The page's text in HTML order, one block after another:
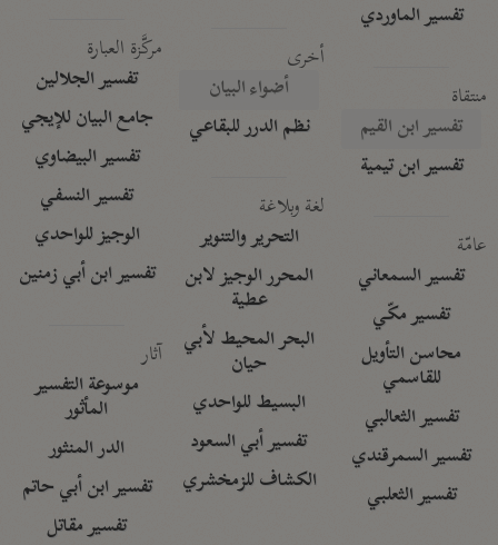
تفسير الماوردي
منتقاة
تفسير ابن القيم
تفسير ابن تيمية
عامّة
تفسير السمعاني
تفسير مكّي
محاسن التأويل
للقاسمي
تفسير الثعالبي
تفسير السمرقندي
تفسير الثعلبي
أخرى
أضواء البيان
نظم الدرر للبقاعي
لغة وبلاغة
التحرير والتنوير
المحرر الوجيز لابن
عطية
البحر المحيط لأبي
حيان
البسيط للواحدي
تفسير أبي السعود
الكشاف للزمخشري
مركَّزة العبارة
تفسير الجلالين
جامع البيان للإيجي
تفسير البيضاوي
تفسير النسفي
الوجيز للواحدي
تفسير ابن أبي زمنين
آثار
موسوعة التفسير
المأثور
الدر المنثور
تفسير ابن أبي حاتم
تفسير مقاتل